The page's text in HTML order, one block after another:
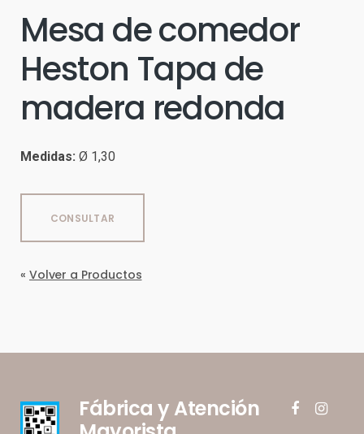
Mesa de comedor
Heston Tapa de
madera redonda
Medidas: Ø 1,30
CONSULTAR
« Volver a Productos
Fábrica y Atención
facebookinstagram